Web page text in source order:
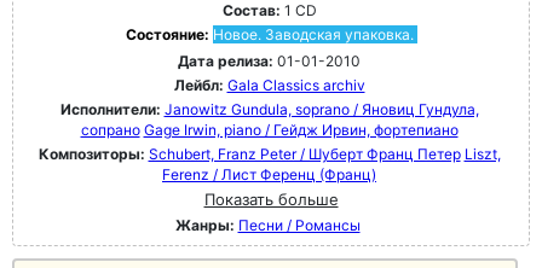
Состав: 1 CD
Состояние: Новое. Заводская упаковка.
Дата релиза: 01-01-2010
Лейбл: Gala Classics archiv
Исполнители: Janowitz Gundula, soprano / Яновиц Гундула,
сопрано Gage Irwin, piano / Гейдж Ирвин, фортепиано
Композиторы: Schubert, Franz Peter / Шуберт Франц Петер Liszt,
Ferenz / Лист Ференц (Франц)
Показать больше
Жанры: Песни / Романсы